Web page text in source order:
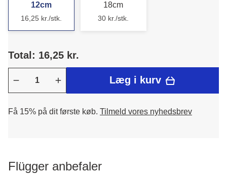
12cm
16,25 kr./stk.
18cm
30 kr./stk.
Total: 16,25 kr.
Læg i kurv
Få 15% på dit første køb. Tilmeld vores nyhedsbrev
Flügger anbefaler